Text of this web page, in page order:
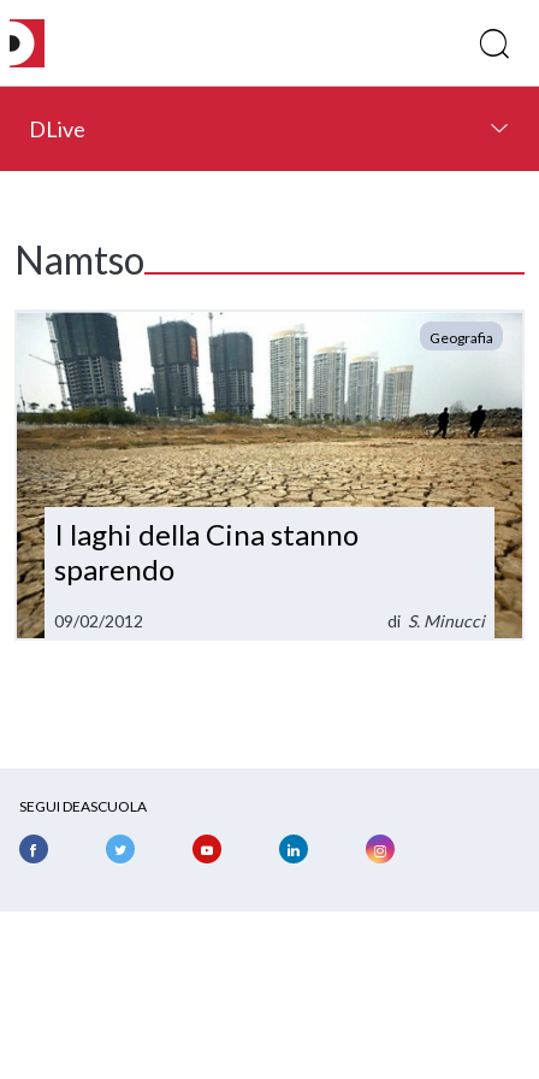
DLive
Namtso
Geografia
I laghi della Cina stanno
sparendo
09/02/2012 di S. Minucci
SEGUI DEASCUOLA